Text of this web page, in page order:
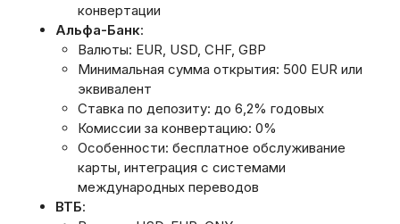
конвертации
Альфа-Банк:
Валюты: EUR, USD, CHF, GBP
Минимальная сумма открытия: 500 EUR или
эквивалент
Ставка по депозиту: до 6,2% годовых
Комиссии за конвертацию: 0%
Особенности: бесплатное обслуживание
карты, интеграция с системами
международных переводов
ВТБ: